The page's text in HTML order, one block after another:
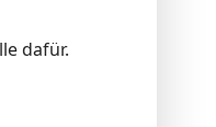
dafür.